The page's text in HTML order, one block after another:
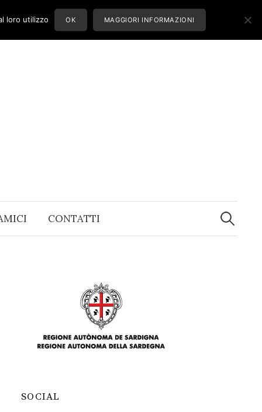
CONTATTI
Ricerca
per:
SOCIAL
loro utilizzo OK MAGGIORI INFORMAZIONI